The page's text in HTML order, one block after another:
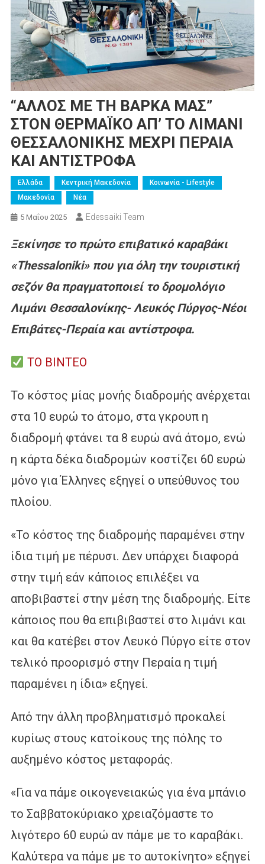
“ΑΛΛΟΣ ΜΕ ΤΗ ΒΑΡΚΑ ΜΑΣ”
ΣΤΟΝ ΘΕΡΜΑΪΚΟ ΑΠ’ ΤΟ ΛΙΜΑΝΙ
ΘΕΣΣΑΛΟΝΙΚΗΣ ΜΕΧΡΙ ΠΕΡΑΙΑ
ΚΑΙ ΑΝΤΙΣΤΡΟΦΑ
Ελλάδα Κεντρική Μακεδονία
Κοινωνία - Lifestyle
Μακεδονία
Νέα
5 Μαΐου 2025 Edessaiki Team
Ξεκίνησε το πρώτο επιβατικό καραβάκι
«Thessaloniki» που για όλη την τουριστική
σεζόν θα πραγματοποιεί το δρομολόγιο
Λιμάνι Θεσσαλονίκης- Λευκός Πύργος-Νέοι
Επιβάτες-Περαία και αντίστροφα.
ΤΟ ΒΙΝΤΕΟ
Το κόστος μίας μονής διαδρομής ανέρχεται
στα 10 ευρώ το άτομο, στα γκρουπ η
διαδρομή φτάνει τα 8 ευρώ ανά άτομο, ενώ
η κάρτα δέκα διαδρομών κοστίζει 60 ευρώ
μόνο για Έλληνες εξηγεί ο υπεύθυνος του
πλοίου.
«Το κόστος της διαδρομής παραμένει στην
ίδια τιμή με πέρυσι. Δεν υπάρχει διαφορά
στην τιμή εάν κάποιος επιλέξει να
αποβιβαστεί στην μέση της διαδρομής. Είτε
κάποιος που θα επιβιβαστεί στο λιμάνι και
και θα κατέβει στον Λευκό Πύργο είτε στον
τελικό προορισμό στην Περαία η τιμή
παραμένει η ίδια» εξηγεί.
Από την άλλη προβληματισμό προκαλεί
κυρίως στους κατοίκους της πόλης το
αυξημένο κόστος μεταφοράς.
«Για να πάμε οικογενειακώς για ένα μπάνιο
το Σαββατοκύριακο χρειαζόμαστε το
λιγότερο 60 ευρώ αν πάμε με το καραβάκι.
Καλύτερα να πάμε με το αυτοκίνητο» εξηγεί